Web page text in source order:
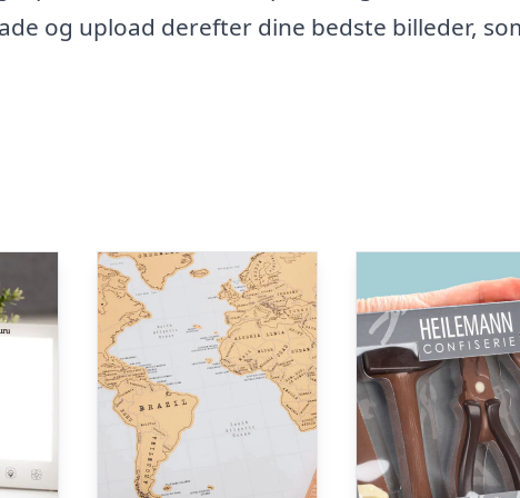
og upload derefter dine bedste billeder,